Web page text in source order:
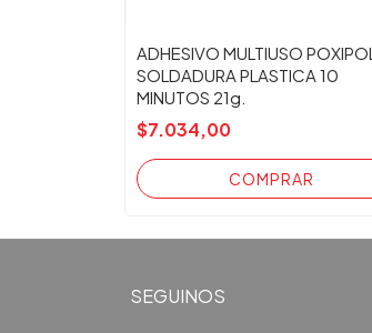
ADHESIVO MULTIUSO POXIPOL
SOLDADURA PLASTICA 10
MINUTOS 21g.
$7.034,00
SEGUINOS